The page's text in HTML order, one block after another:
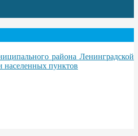
района Ленинградской
населенных пунктов